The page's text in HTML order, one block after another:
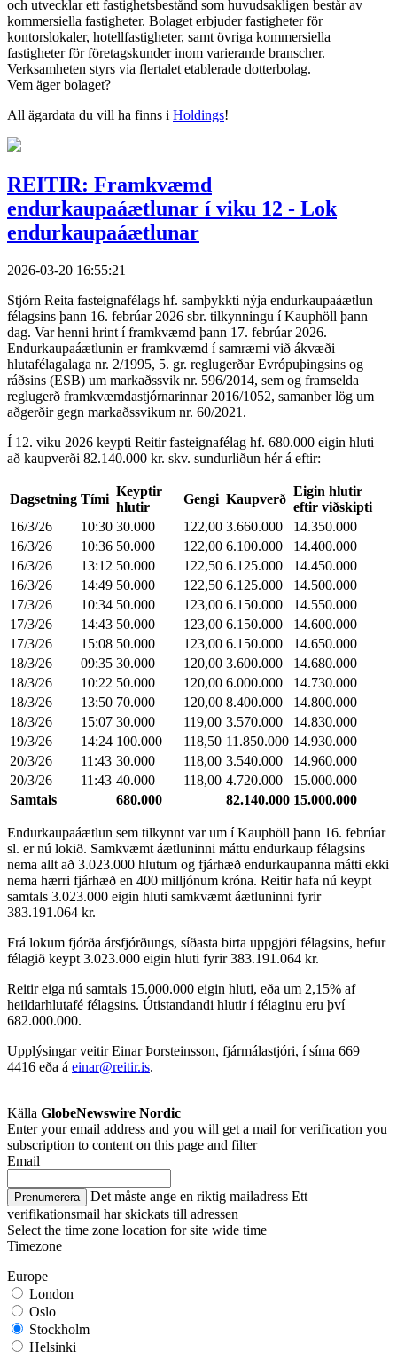
och utvecklar ett fastighetsbestånd som huvudsakligen består av
kommersiella fastigheter. Bolaget erbjuder fastigheter för
kontorslokaler, hotellfastigheter, samt övriga kommersiella
fastigheter för företagskunder inom varierande branscher.
Verksamheten styrs via flertalet etablerade dotterbolag.
Vem äger bolaget?
All ägardata du vill ha finns i Holdings!
REITIR: Framkvæmd
endurkaupaáætlunar í viku 12 - Lok
endurkaupaáætlunar
2026-03-20 16:55:21
Stjórn Reita fasteignafélags hf. samþykkti nýja endurkaupaáætlun
félagsins þann 16. febrúar 2026 sbr. tilkynningu í Kauphöll þann
dag. Var henni hrint í framkvæmd þann 17. febrúar 2026.
Endurkaupaáætlunin er framkvæmd í samræmi við ákvæði
hlutafélagalaga nr. 2/1995, 5. gr. reglugerðar Evrópuþingsins og
ráðsins (ESB) um markaðssvik nr. 596/2014, sem og framselda
reglugerð framkvæmdastjórnarinnar 2016/1052, samanber lög um
aðgerðir gegn markaðssvikum nr. 60/2021.
Í 12. viku 2026 keypti Reitir fasteignafélag hf. 680.000 eigin hluti
að kaupverði 82.140.000 kr. skv. sundurliðun hér á eftir:
Dagsetning Tími
Keyptir
hlutir
Gengi Kaupverð
Eigin hlutir
eftir viðskipti
16/3/26
10:30 30.000 122,00 3.660.000
14.350.000
16/3/26
10:36 50.000 122,00 6.100.000
14.400.000
16/3/26
13:12 50.000 122,50 6.125.000
14.450.000
16/3/26
14:49 50.000 122,50 6.125.000
14.500.000
17/3/26
10:34 50.000 123,00 6.150.000
14.550.000
17/3/26
14:43 50.000 123,00 6.150.000
14.600.000
17/3/26
15:08 50.000 123,00 6.150.000
14.650.000
18/3/26
09:35 30.000 120,00 3.600.000
14.680.000
18/3/26
10:22 50.000 120,00 6.000.000
14.730.000
18/3/26
13:50 70.000 120,00 8.400.000
14.800.000
18/3/26
15:07 30.000 119,00 3.570.000
14.830.000
19/3/26
14:24 100.000 118,50 11.850.000 14.930.000
20/3/26
11:43 30.000 118,00 3.540.000
14.960.000
20/3/26
11:43 40.000 118,00 4.720.000
15.000.000
Samtals
680.000 82.140.000 15.000.000
Endurkaupaáætlun sem tilkynnt var um í Kauphöll þann 16. febrúar
sl. er nú lokið. Samkvæmt áætluninni máttu endurkaup félagsins
nema allt að 3.023.000 hlutum og fjárhæð endurkaupanna mátti ekki
nema hærri fjárhæð en 400 milljónum króna. Reitir hafa nú keypt
samtals 3.023.000 eigin hluti samkvæmt áætluninni fyrir
383.191.064 kr.
Frá lokum fjórða ársfjórðungs, síðasta birta uppgjöri félagsins, hefur
félagið keypt 3.023.000 eigin hluti fyrir 383.191.064 kr.
Reitir eiga nú samtals 15.000.000 eigin hluti, eða um 2,15% af
heildarhlutafé félagsins. Útistandandi hlutir í félaginu eru því
682.000.000.
Upplýsingar veitir Einar Þorsteinsson, fjármálastjóri, í síma 669
4416 eða á einar@reitir.is.
Källa GlobeNewswire Nordic
Enter your email address and you will get a mail for verification you
subscription to content on this page and filter
Email
Prenumerera Det måste ange en riktig mailadress Ett
verifikationsmail har skickats till adressen
Select the time zone location for site wide time
Timezone
Europe
London
Oslo
Stockholm
Helsinki